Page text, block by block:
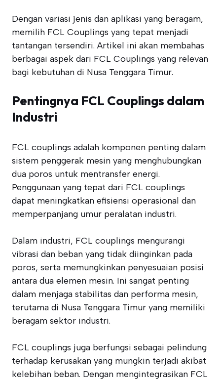
Dengan variasi jenis dan aplikasi yang beragam,
memilih FCL Couplings yang tepat menjadi
tantangan tersendiri. Artikel ini akan membahas
berbagai aspek dari FCL Couplings yang relevan
bagi kebutuhan di Nusa Tenggara Timur.
Pentingnya FCL Couplings dalam
Industri
FCL couplings adalah komponen penting dalam
sistem penggerak mesin yang menghubungkan
dua poros untuk mentransfer energi.
Penggunaan yang tepat dari FCL couplings
dapat meningkatkan efisiensi operasional dan
memperpanjang umur peralatan industri.
Dalam industri, FCL couplings mengurangi
vibrasi dan beban yang tidak diinginkan pada
poros, serta memungkinkan penyesuaian posisi
antara dua elemen mesin. Ini sangat penting
dalam menjaga stabilitas dan performa mesin,
terutama di Nusa Tenggara Timur yang memiliki
beragam sektor industri.
FCL couplings juga berfungsi sebagai pelindung
terhadap kerusakan yang mungkin terjadi akibat
kelebihan beban. Dengan mengintegrasikan FCL